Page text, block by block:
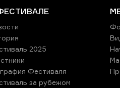
2025
Фестиваля
за рубежом